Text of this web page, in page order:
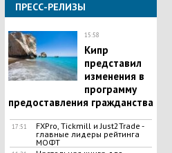
ПРЕСС-РЕЛИЗЫ
15:58
Кипр
представил
изменения в
программу
предоставления гражданства
17:51
FXPro, Tickmill и Just2Trade -
главные лидеры рейтинга
МОФТ